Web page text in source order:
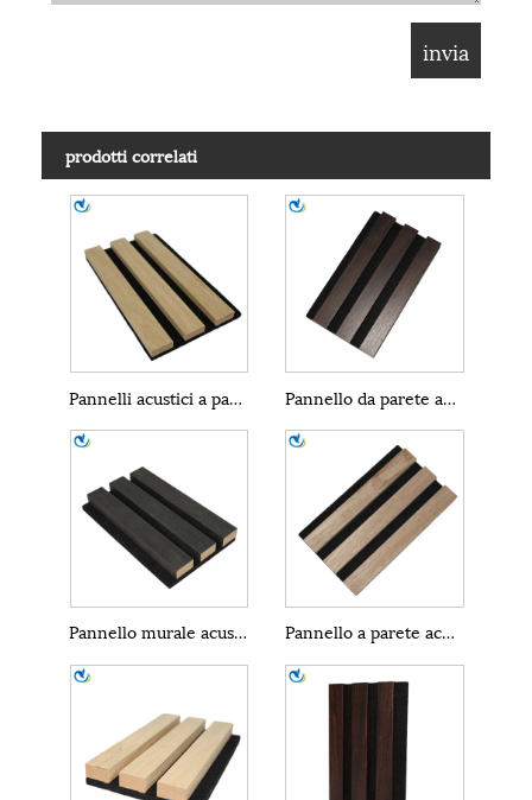
prodotti correlati
Pannelli acustici a parete Pannello da parete acustico marrone
Pannello murale acustico in marmo Pannello a parete acustico in legno